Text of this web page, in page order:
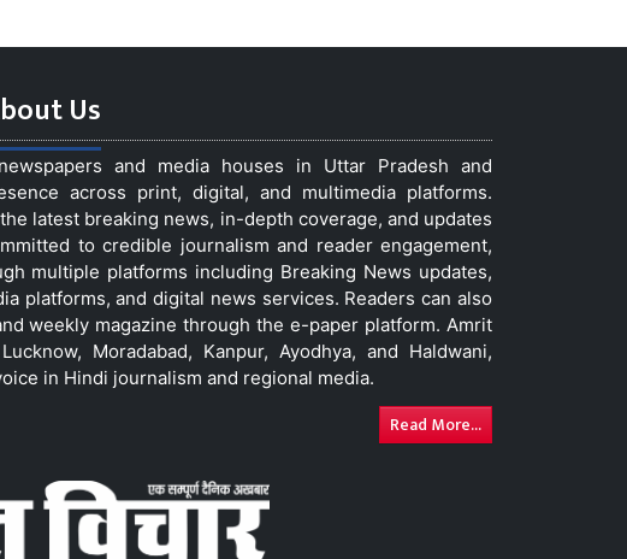
Us
and media houses in Uttar Pradesh and
across print, digital, and multimedia platforms.
latest breaking news, in-depth coverage, and updates
to credible journalism and reader engagement,
multiple platforms including Breaking News updates,
platforms, and digital news services. Readers can also
weekly magazine through the e-paper platform. Amrit
Moradabad, Kanpur, Ayodhya, and Haldwani,
in Hindi journalism and regional media.
Read More...